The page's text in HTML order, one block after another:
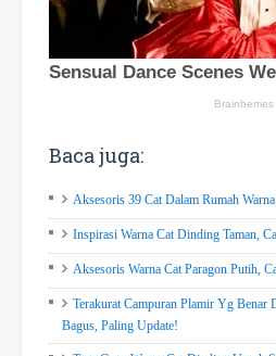
Baca juga:
Aksesoris 39 Cat Dalam Rumah
Inspirasi Warna Cat Dinding Taman,
Aksesoris Warna Cat Paragon Putih,
Terakurat Campuran Plamir Yg Benar
Bagus, Paling Update!